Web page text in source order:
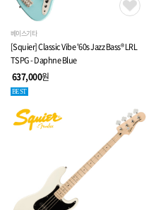
베이스기타
[Squier] Classic Vibe '60s Jazz Bass® LRL
TSPG - Daphne Blue
637,000원
BEST